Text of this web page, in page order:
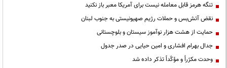
تنگه هرمز قابل معامله نیست برای آمریکا معبر باز نکنید
نقض آتش‌بس و حملات رژیم صهیونیستی به جنوب لبنان
حمایت از هشت هزار نوآموز سیستان و بلوچستانی
جدال بهرام افشاری و امین حیایی در صدر جدول
وحدت مکرّراً و مؤکّداً تذکر داده شد